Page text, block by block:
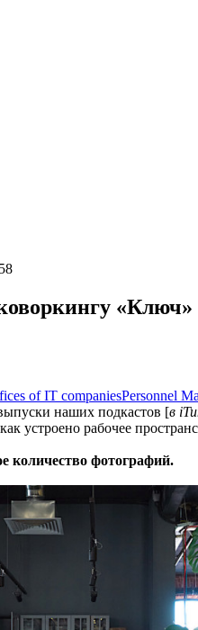
«Ключ»
of IT companiesPersonnel
наших подкастов [в
устроено рабочее
количество фотографий.